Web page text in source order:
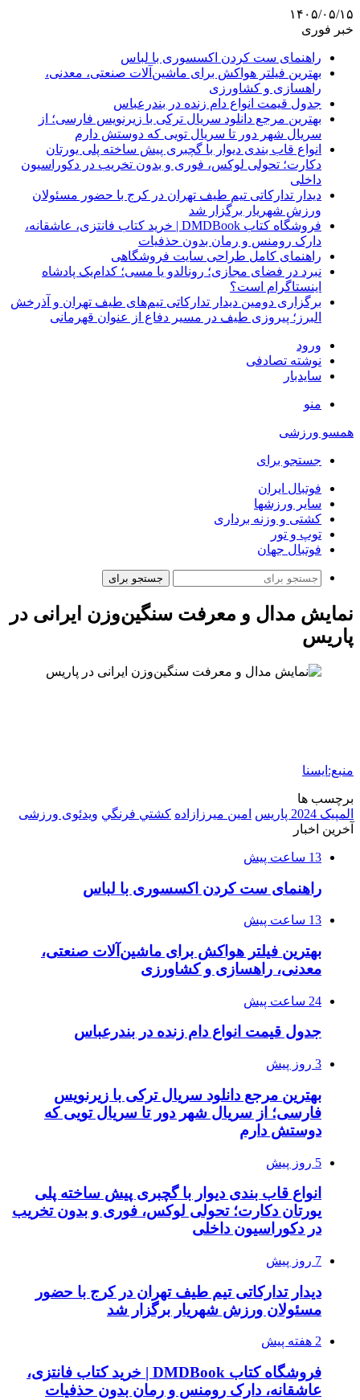
۱۴۰۵/۰۵/۱۵
خبر فوری
راهنمای ست کردن اکسسوری با لباس
بهترین فیلتر هواکش برای ماشین‌آلات صنعتی، معدنی،
راهسازی و کشاورزی
جدول قیمت انواع دام زنده در بندرعباس
بهترین مرجع دانلود سریال ترکی با زیرنویس فارسی؛ از
سریال شهر دور تا سریال تویی که دوستش دارم
انواع قاب بندی دیوار با گچبری پیش ساخته پلی یورتان
دکارت؛ تحولی لوکس، فوری و بدون تخریب در دکوراسیون
داخلی
دیدار تدارکاتی تیم طیف تهران در کرج با حضور مسئولان
ورزش شهریار برگزار شد
فروشگاه کتاب DMDBook | خرید کتاب فانتزی، عاشقانه،
دارک رومنس و رمان بدون حذفیات
راهنمای کامل طراحی سایت فروشگاهی
نبرد در فضای مجازی؛ رونالدو یا مسی؛ کدام‌یک پادشاه
اینستاگرام است؟
برگزاری دومین دیدار تدارکاتی تیم‌های طیف تهران و آذرخش
البرز؛ پیروزی طیف در مسیر دفاع از عنوان قهرمانی
ورود
نوشته تصادفی
سایدبار
منو
همسو ورزشی
جستجو برای
فوتبال ایران
سایر ورزشها
کشتی و وزنه برداری
توپ و تور
فوتبال جهان
جستجو برای
نمایش مدال و معرفت سنگین‌وزن ایرانی در
پاریس
منبع:ایسنا
برچسب ها
المپیک 2024 پاریس
امین میرزازاده كشتي فرنگي ویدئوی ورزشی
آخرین اخبار
13 ساعت پیش
راهنمای ست کردن اکسسوری با لباس
13 ساعت پیش
بهترین فیلتر هواکش برای ماشین‌آلات صنعتی،
معدنی، راهسازی و کشاورزی
24 ساعت پیش
جدول قیمت انواع دام زنده در بندرعباس
3 روز پیش
بهترین مرجع دانلود سریال ترکی با زیرنویس
فارسی؛ از سریال شهر دور تا سریال تویی که
دوستش دارم
5 روز پیش
انواع قاب بندی دیوار با گچبری پیش ساخته پلی
یورتان دکارت؛ تحولی لوکس، فوری و بدون تخریب
در دکوراسیون داخلی
7 روز پیش
دیدار تدارکاتی تیم طیف تهران در کرج با حضور
مسئولان ورزش شهریار برگزار شد
2 هفته پیش
فروشگاه کتاب DMDBook | خرید کتاب فانتزی،
عاشقانه، دارک رومنس و رمان بدون حذفیات